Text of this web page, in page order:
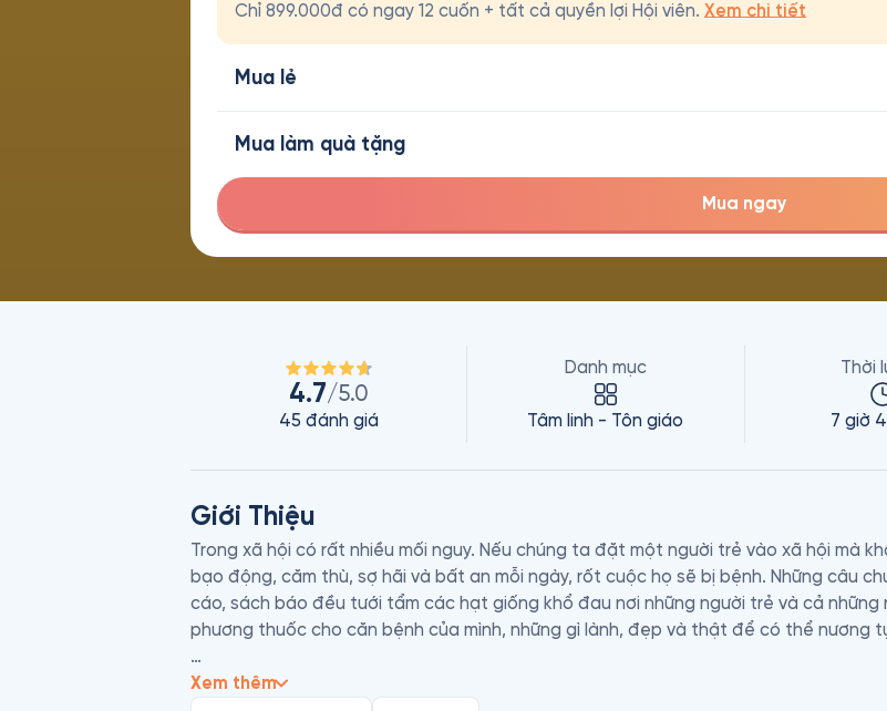
Chỉ 899.000đ có ngay 12 cuốn + tất cả quyền lợi Hội viên. Xem chi tiết
Mua lẻ
Mua làm quà tặng
Mua ngay
4.7/5.0
45 đánh giá
Danh mục
Tâm linh - Tôn giáo
Thời
7 giờ
Giới Thiệu
Trong xã hội có rất nhiều mối nguy. Nếu chúng ta đặt một người trẻ vào xã hội mà
bạo động, căm thù, sợ hãi và bất an mỗi ngày, rốt cuộc họ sẽ bị bệnh. Những câu
cáo, sách báo đều tưới tẩm các hạt giống khổ đau nơi những người trẻ và cả
phương thuốc cho căn bệnh của mình, những gì lành, đẹp và thật để có thể nương
2.500 năm trước, Bụt đã đưa ra các nguyên tắc cho những người đệ tử tại gia của
Xem thêm